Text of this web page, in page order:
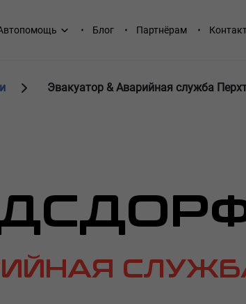
Блог Партнёрам
Эвакуатор & Аварийная служба